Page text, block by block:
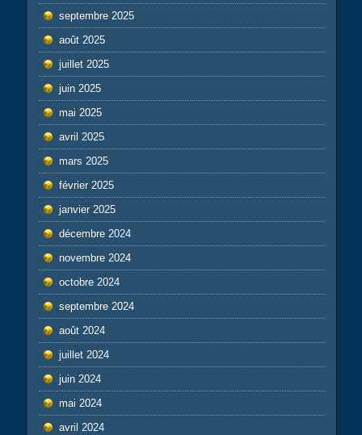
septembre 2025
août 2025
juillet 2025
juin 2025
mai 2025
avril 2025
mars 2025
février 2025
janvier 2025
décembre 2024
novembre 2024
octobre 2024
septembre 2024
août 2024
juillet 2024
juin 2024
mai 2024
avril 2024